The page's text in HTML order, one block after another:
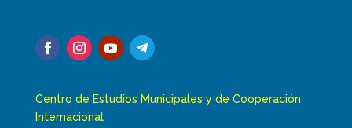
Centro de Estudios Municipales y de Cooperación
Internacional